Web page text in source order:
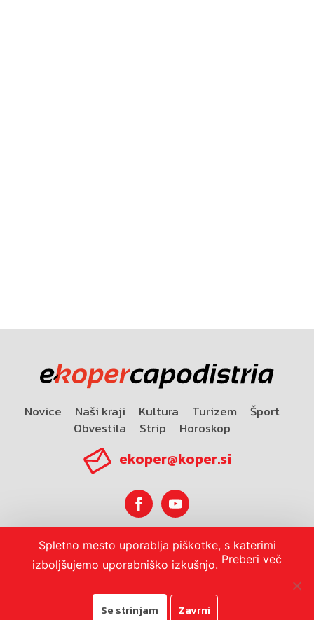
Novice Naši kraji Kultura Turizem
Šport
Obvestila
Strip Horoskop
ekoper@koper.si
Horoskop
Spletno mesto uporablja piškotke, s katerimi
izboljšujemo uporabniško izkušnjo. Preberi več
Se strinjam Zavrni